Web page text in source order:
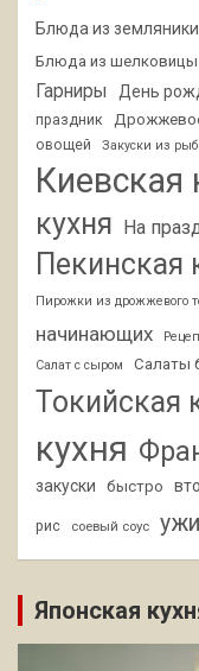
Блюда из земляники
Блюда из шелковицы
Гарниры День
праздник
овощей
Закуски из
Киевская
кухня
На
Пекинская
Пирожки из дрожжевого
начинающих
Салат с сыром Салаты
Токийская
кухня
закуски
быстро
рис соевый соус
Японская